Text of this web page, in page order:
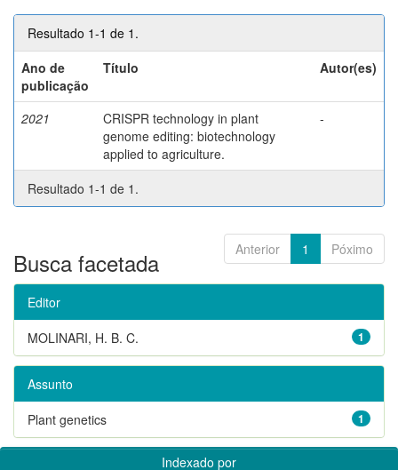
Resultado 1-1 de 1.
Ano de
publicação
Título Autor(es)
2021
CRISPR technology in plant
genome editing: biotechnology
applied to agriculture.
-
Resultado 1-1 de 1.
Anterior 1 Póximo
Busca facetada
Editor
1
MOLINARI, H. B. C.
Assunto
1
Plant genetics
Indexado por